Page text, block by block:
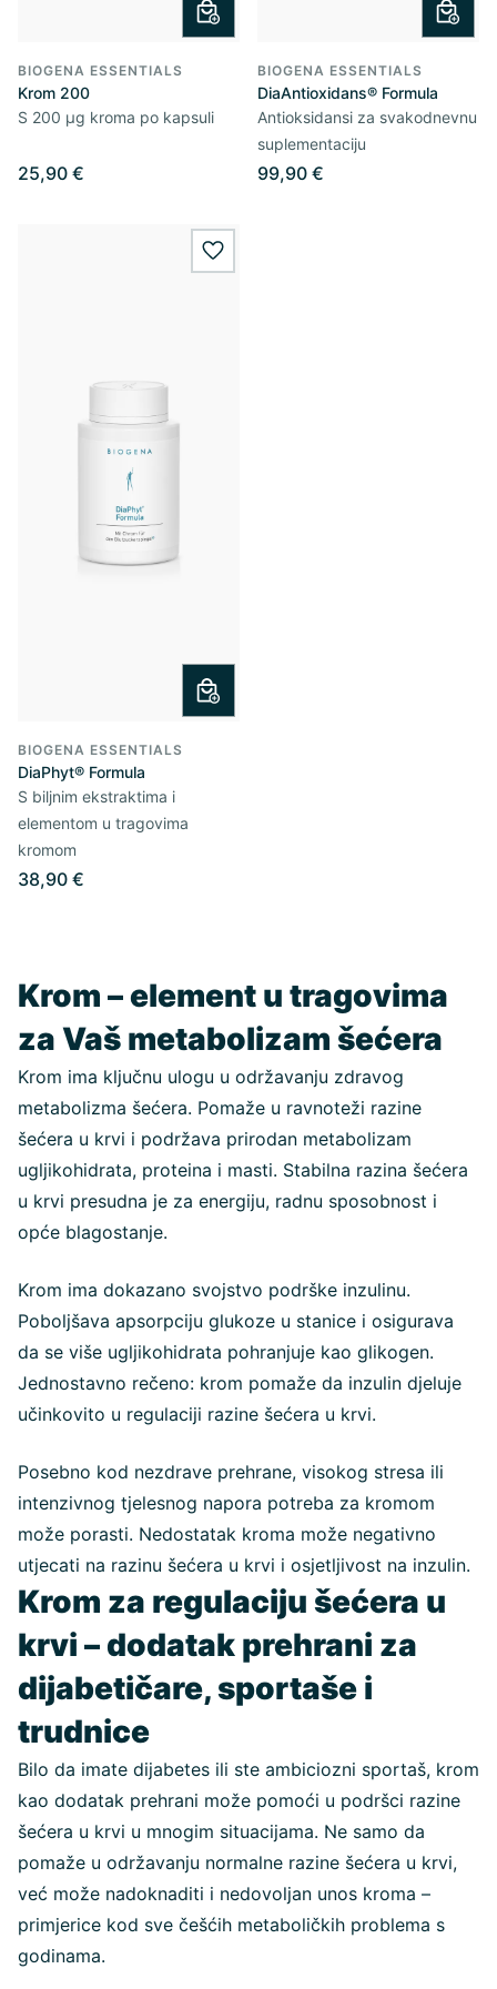
BIOGENA ESSENTIALS
Krom 200
S 200 µg kroma po kapsuli
25,90 €
BIOGENA ESSENTIALS
DiaAntioxidans® Formula
Antioksidansi za svakodnevnu
suplementaciju
99,90 €
wishlist.add
BIOGENA ESSENTIALS
DiaPhyt® Formula
S biljnim ekstraktima i
elementom u tragovima
kromom
38,90 €
Krom – element u tragovima
za Vaš metabolizam šećera
Krom ima ključnu ulogu u održavanju zdravog
metabolizma šećera. Pomaže u ravnoteži razine
šećera u krvi i podržava prirodan metabolizam
ugljikohidrata, proteina i masti. Stabilna razina šećera
u krvi presudna je za energiju, radnu sposobnost i
opće blagostanje.
Krom ima dokazano svojstvo podrške inzulinu.
Poboljšava apsorpciju glukoze u stanice i osigurava
da se više ugljikohidrata pohranjuje kao glikogen.
Jednostavno rečeno: krom pomaže da inzulin djeluje
učinkovito u regulaciji razine šećera u krvi.
Posebno kod nezdrave prehrane, visokog stresa ili
intenzivnog tjelesnog napora potreba za kromom
može porasti. Nedostatak kroma može negativno
utjecati na razinu šećera u krvi i osjetljivost na inzulin.
Krom za regulaciju šećera u
krvi – dodatak prehrani za
dijabetičare, sportaše i
trudnice
Bilo da imate dijabetes ili ste ambiciozni sportaš, krom
kao dodatak prehrani može pomoći u podršci razine
šećera u krvi u mnogim situacijama. Ne samo da
pomaže u održavanju normalne razine šećera u krvi,
već može nadoknaditi i nedovoljan unos kroma –
primjerice kod sve češćih metaboličkih problema s
godinama.